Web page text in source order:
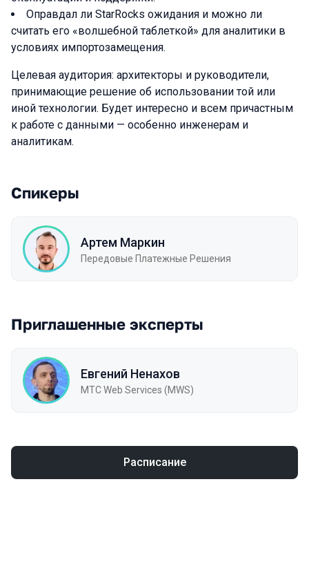
Оправдал ли StarRocks ожидания и можно ли
считать его «волшебной таблеткой» для аналитики в
условиях импортозамещения.
Целевая аудитория: архитекторы и руководители,
принимающие решение об использовании той или
иной технологии. Будет интересно и всем причастным
к работе с данными — особенно инженерам и
аналитикам.
Спикеры
Артем Маркин
Передовые Платежные Решения
Приглашенные эксперты
Евгений Ненахов
МТC Web Services (MWS)
Расписание